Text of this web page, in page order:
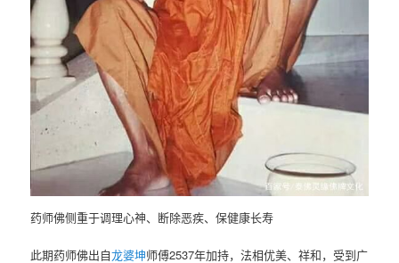
药师佛侧重于调理心神、断除恶疾、保健康长寿
此期药师佛出自龙婆坤师傅2537年加持，法相优美、祥和，受到广